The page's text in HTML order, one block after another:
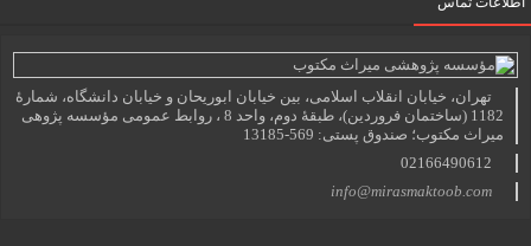
تهران، خیابان انقلاب اسلامی، بین خیابان ابوریحان و خیابان دانشگاه، شمارۀ
1182 (ساختمان فروردین)، طبقۀ دوم، واحد 8 ، روابط عمومی مؤسسه پژوهی
میراث مکتوب؛ صندوق پستی: 569-13185
02166490612
info@mirasmaktoob.com